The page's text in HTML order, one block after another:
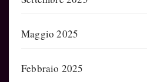
Maggio 2025
Febbraio 2025